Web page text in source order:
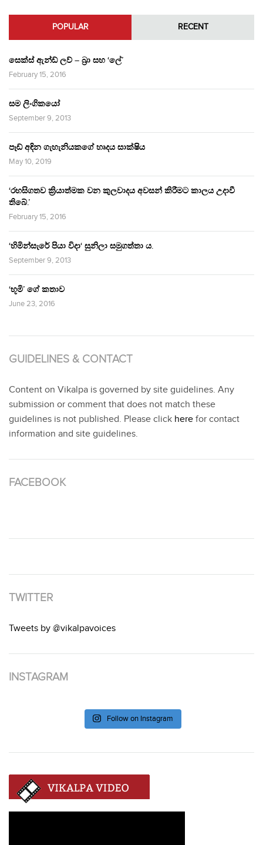
POPULAR RECENT
සෙක්ස් ඇන්ඩ් ලව් – බ්‍රා සහ ‘ලේ’
February 15, 2016
සම ලිංගිකයෝ
September 9, 2013
පෑඩ් අඳින ගැහැනියකගේ හෘදය සාක්ෂිය
May 10, 2019
‘රහසිගතව ක්‍රියාත්මක වන කුලවාදය අවසන් කිරීමට කාලය උදාවී
තිබේ.’
February 15, 2016
‘හිමින්සැරේ පියා විදා‘ සුනිලා සමුගත්තා ය.
September 9, 2013
‘භූමි’ ගේ කතාව
June 23, 2016
GUIDELINES & CONTACT
Content on Vikalpa is governed by site guidelines. Any
submission or comment that does not match these
guidelines is not published. Please click here for contact
information and site guidelines.
FACEBOOK
TWITTER
Tweets by @vikalpavoices
INSTAGRAM
Follow on Instagram